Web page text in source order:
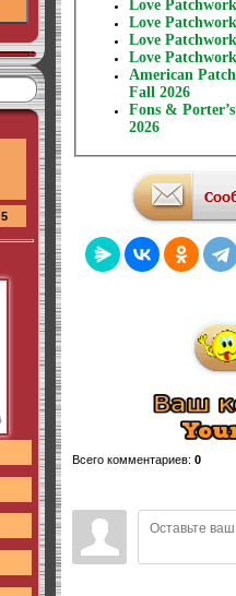
5
Love
Love
Love
Love
American
Fall 2026
Fons &
2026
Всего комментариев: 0